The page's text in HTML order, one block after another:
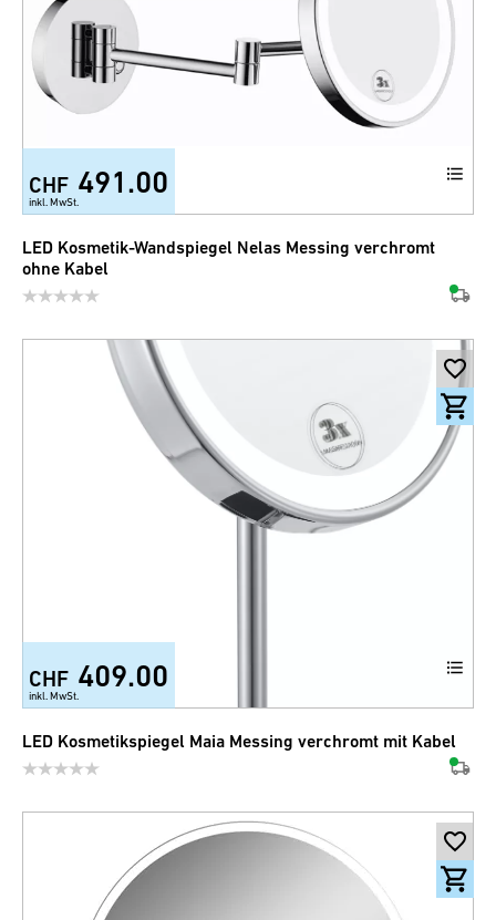
CHF 491.00
inkl. MwSt.
LED Kosmetik-Wandspiegel Nelas Messing verchromt
ohne Kabel
CHF 409.00
inkl. MwSt.
LED Kosmetikspiegel Maia Messing verchromt mit Kabel